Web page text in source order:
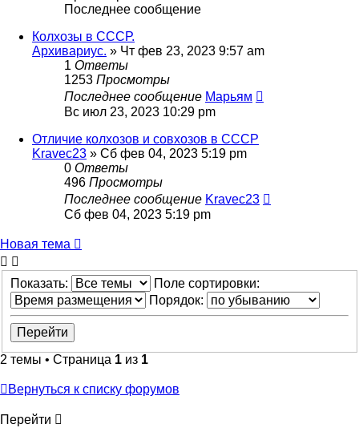
Последнее сообщение
Колхозы в СССР.
Архивариус. » Чт фев 23, 2023 9:57 am
1 Ответы
1253 Просмотры
Последнее сообщение Марьям
Вс июл 23, 2023 10:29 pm
Отличие колхозов и совхозов в СССР
Kravec23 » Сб фев 04, 2023 5:19 pm
0 Ответы
496 Просмотры
Последнее сообщение Kravec23
Сб фев 04, 2023 5:19 pm
Новая тема
Показать:
Поле сортировки:
Порядок:
2 темы • Страница 1 из 1
Вернуться к списку форумов
Перейти